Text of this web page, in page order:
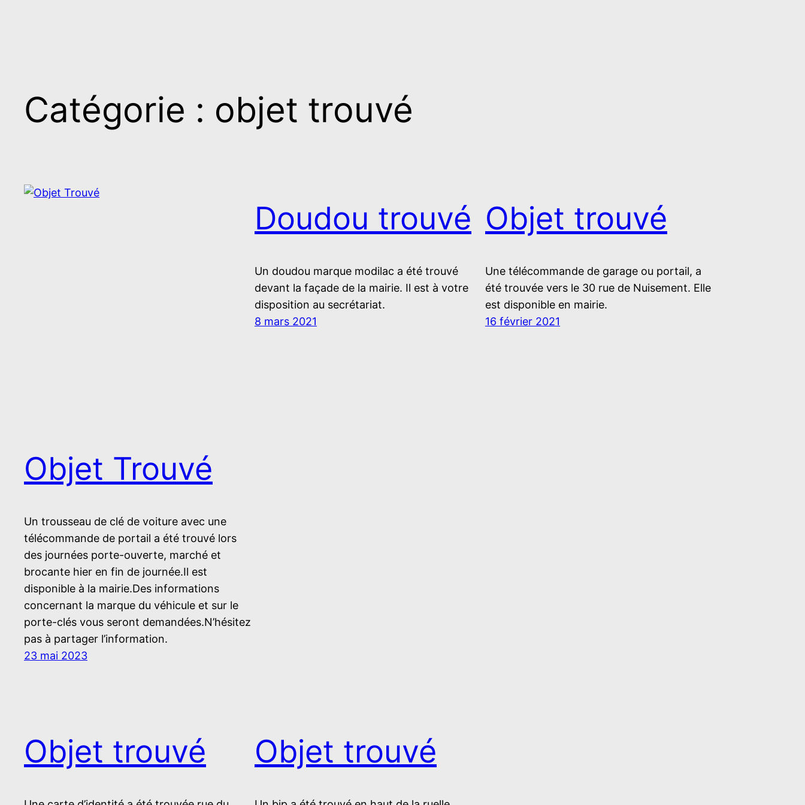
Catégorie : objet trouvé
Objet Trouvé
Un trousseau de clé de voiture avec une
télécommande de portail a été trouvé lors
des journées porte-ouverte, marché et
brocante hier en fin de journée.Il est
disponible à la mairie.Des informations
concernant la marque du véhicule et sur le
porte-clés vous seront demandées.N’hésitez
pas à partager l’information.
23 mai 2023
Doudou trouvé
Un doudou marque modilac a été trouvé
devant la façade de la mairie. Il est à votre
disposition au secrétariat.
8 mars 2021
Objet trouvé
Une télécommande de garage ou portail, a
été trouvée vers le 30 rue de Nuisement. Elle
est disponible en mairie.
16 février 2021
Objet trouvé Objet trouvé